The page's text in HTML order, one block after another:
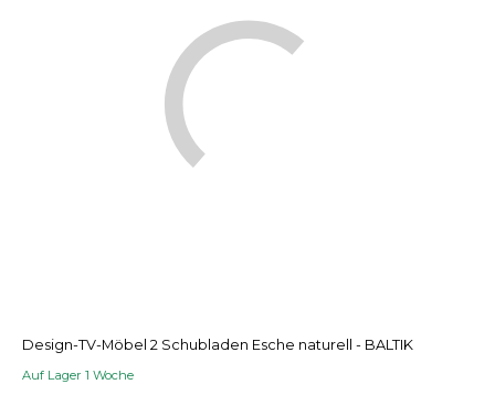
Design-TV-Möbel 2 Schubladen Esche naturell - BALTIK
Auf Lager 1 Woche